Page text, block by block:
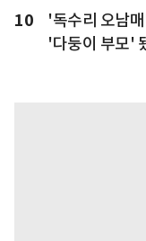
10
'독수리 오남
'다둥이 부모'